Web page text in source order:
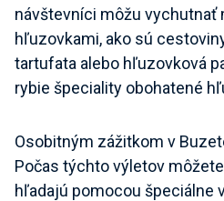
návštevníci môžu vychutnať
hľuzovkami, ako sú
tartufata alebo hľuzovková
rybie špeciality obohatené
Osobitným zážitkom v
Počas týchto výletov
hľadajú pomocou špeciálne